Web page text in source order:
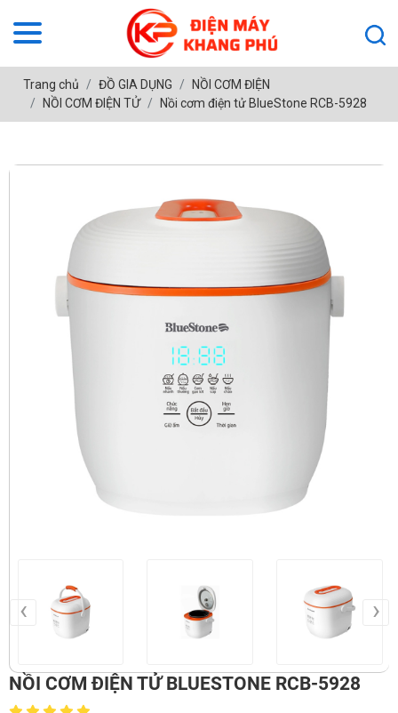
Trang chủ ĐỒ GIA DỤNG
NỒI CƠM ĐIỆN
NỒI CƠM ĐIỆN TỬ
Nồi cơm điện tử BlueStone RCB-5928
‹ ›
NỒI CƠM ĐIỆN TỬ BLUESTONE RCB-5928